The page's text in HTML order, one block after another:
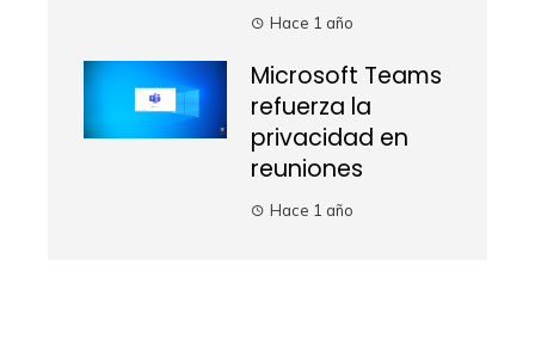
Hace 1 año
Microsoft Teams
refuerza la
privacidad en
reuniones
Hace 1 año